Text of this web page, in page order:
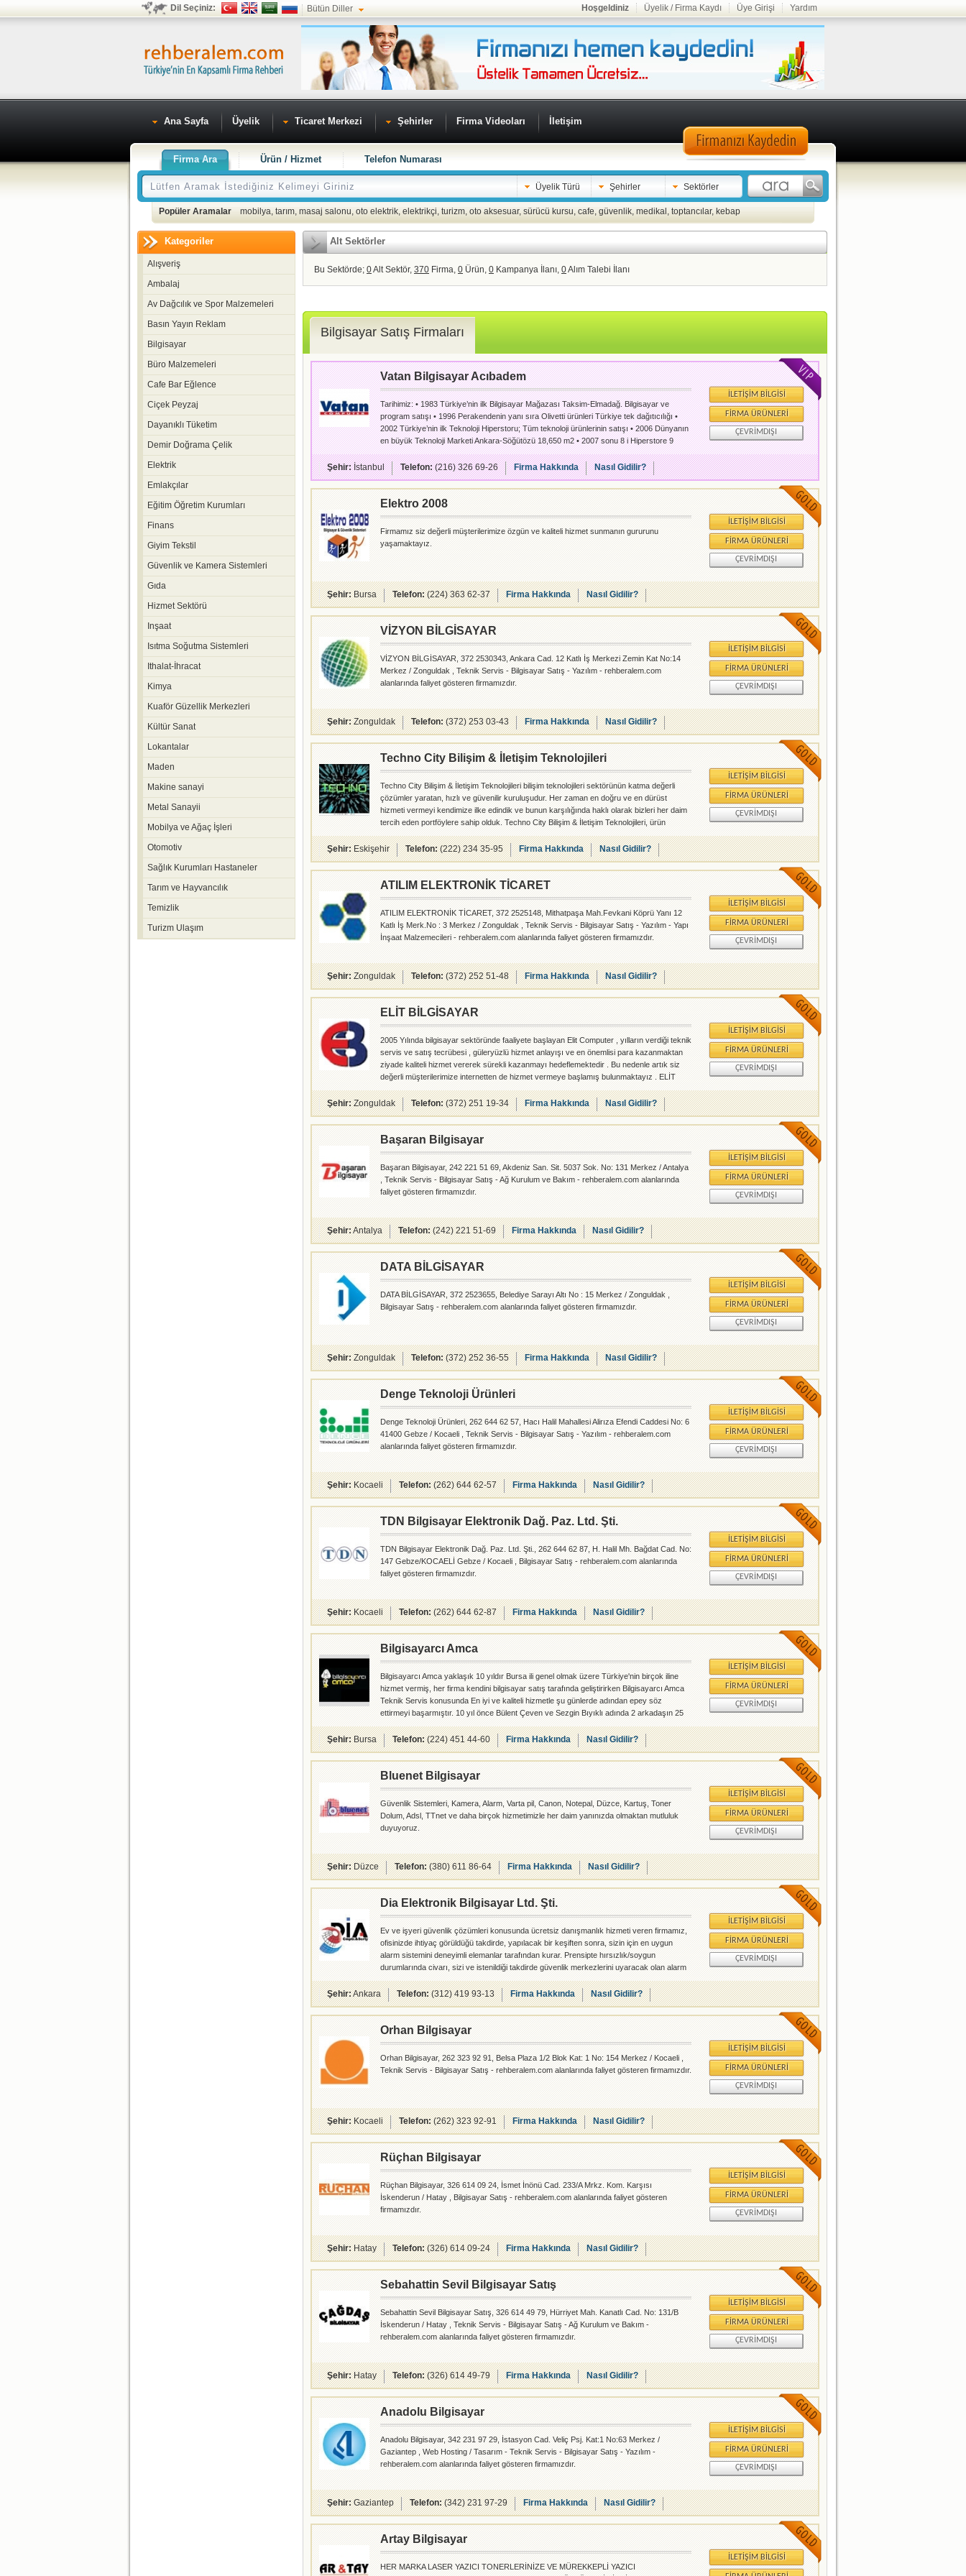
Dil Seçiniz: Bütün Diller Hoşgeldiniz Üyelik / Firma Kaydı Üye Girişi Yardım
Ana Sayfa Üyelik Ticaret Merkezi Şehirler Firma Videoları İletişim
Firma Ara Ürün / Hizmet Telefon Numarası
Üyelik Türü Şehirler Sektörler
Popüler Aramalar mobilya, tarım, masaj salonu, oto elektrik, elektrikçi, turizm, oto aksesuar, sürücü kursu, cafe, güvenlik, medikal , toptancılar, kebap
Kategoriler
Alışveriş
Ambalaj
Av Dağcılık ve Spor Malzemeleri
Basın Yayın Reklam
Bilgisayar
Büro Malzemeleri
Cafe Bar Eğlence
Ciçek Peyzaj
Dayanıklı Tüketim
Demir Doğrama Çelik
Elektrik
Emlakçılar
Eğitim Öğretim Kurumları
Finans
Giyim Tekstil
Güvenlik ve Kamera Sistemleri
Gıda
Hizmet Sektörü
Inşaat
Isıtma Soğutma Sistemleri
Ithalat-İhracat
Kimya
Kuaför Güzellik Merkezleri
Kültür Sanat
Lokantalar
Maden
Makine sanayi
Metal Sanayii
Mobilya ve Ağaç İşleri
Otomotiv
Sağlık Kurumları Hastaneler
Tarım ve Hayvancılık
Temizlik
Turizm Ulaşım
Alt Sektörler
Bu Sektörde; 0Alt Sektör, 370 Firma, 0 Ürün, 0 Kampanya İlanı, 0Alım Talebi İlanı
Bilgisayar Satış Firmaları
Vatan Bilgisayar Acıbadem
Tarihimiz: • 1983 Türkiye’nin ilk Bilgisayar Mağazası Taksim-Elmadağ. Bilgisayar ve
program satışı • 1996 Perakendenin yanı sıra Olivetti ürünleri Türkiye tek dağıtıcılığı •
2002 Türkiye’nin ilk Teknoloji Hiperstoru; Tüm teknoloji ürünlerinin satışı • 2006 Dünyanın
en büyük Teknoloji Marketi Ankara-Söğütözü 18,650 m2 • 2007 sonu 8 i Hiperstore 9
mağaza, • 2008 sonu 11 i Hiperstore 12 mağaza, • 2009 sonu 11 i hiperstore 19 mağaza,
• 2010 sonu 16 sı hiperstore 34 mağaza, • 2011 sonu 26 sı Hiperstore 45
İLETIŞIM BILGISI
FIRMA ÜRÜNLERI
ÇEVRIMDIŞI
Şehir:İstanbul Telefon:(216) 326 69-26 Firma Hakkında Nasıl Gidilir?
Elektro 2008
Firmamız siz değerli müşterilerimize özgün ve kaliteli hizmet sunmanın gururunu
yaşamaktayız.
İLETIŞIM BILGISI
FIRMA ÜRÜNLERI
ÇEVRIMDIŞI
Şehir:Bursa Telefon:(224) 363 62-37 Firma Hakkında Nasıl Gidilir?
VİZYON BİLGİSAYAR
VİZYON BİLGİSAYAR, 372 2530343, Ankara Cad. 12 Katlı İş Merkezi Zemin Kat No:14
Merkez / Zonguldak , Teknik Servis - Bilgisayar Satış - Yazılım - rehberalem.com
alanlarında faliyet gösteren firmamızdır.
İLETIŞIM BILGISI
FIRMA ÜRÜNLERI
ÇEVRIMDIŞI
Şehir:Zonguldak Telefon:(372) 253 03-43 Firma Hakkında Nasıl Gidilir?
Techno City Bilişim & İletişim Teknolojileri
Techno City Bilişim & İletişim Teknolojileri bilişim teknolojileri sektörünün katma değerli
çözümler yaratan, hızlı ve güvenilir kuruluşudur. Her zaman en doğru ve en dürüst
hizmeti vermeyi kendimize ilke edindik ve bunun karşılığında haklı olarak bizleri her daim
tercih eden portföylere sahip olduk. Techno City Bilişim & İletişim Teknolojileri, ürün
yelpazesinde yer alan iletişim ağı, yazılım ve donanım çözümleri, PC komponentleri, PC
çevre birimleri ile kurumsal ve bireysel farklı ihtiyaçlara yanıt verebilecek her
İLETIŞIM BILGISI
FIRMA ÜRÜNLERI
ÇEVRIMDIŞI
Şehir:Eskişehir Telefon:(222) 234 35-95 Firma Hakkında Nasıl Gidilir?
ATILIM ELEKTRONİK TİCARET
ATILIM ELEKTRONİK TİCARET, 372 2525148, Mithatpaşa Mah.Fevkani Köprü Yanı 12
Katlı İş Merk.No : 3 Merkez / Zonguldak , Teknik Servis - Bilgisayar Satış - Yazılım - Yapı
İnşaat Malzemecileri - rehberalem.com alanlarında faliyet gösteren firmamızdır.
İLETIŞIM BILGISI
FIRMA ÜRÜNLERI
ÇEVRIMDIŞI
Şehir:Zonguldak Telefon:(372) 252 51-48 Firma Hakkında Nasıl Gidilir?
ELİT BİLGİSAYAR
2005 Yılında bilgisayar sektöründe faaliyete başlayan Elit Computer , yılların verdiği teknik
servis ve satış tecrübesi , güleryüzlü hizmet anlayışı ve en önemlisi para kazanmaktan
ziyade kaliteli hizmet vererek sürekli kazanmayı hedeflemektedir . Bu nedenle artık siz
değerli müşterilerimize internetten de hizmet vermeye başlamış bulunmaktayız . ELİT
COMPUTER olarak bizler , düzenlediğimiz ilgi çekici kampanyalarla , beklenenin üstünde
hizmet ve keliteyi siz değerli müşterilerimize sunmanın haklı gururunu taşımaktay
İLETIŞIM BILGISI
FIRMA ÜRÜNLERI
ÇEVRIMDIŞI
Şehir:Zonguldak Telefon:(372) 251 19-34 Firma Hakkında Nasıl Gidilir?
Başaran Bilgisayar
Başaran Bilgisayar, 242 221 51 69, Akdeniz San. Sit. 5037 Sok. No: 131 Merkez / Antalya
, Teknik Servis - Bilgisayar Satış - Ağ Kurulum ve Bakım - rehberalem.com alanlarında
faliyet gösteren firmamızdır.
İLETIŞIM BILGISI
FIRMA ÜRÜNLERI
ÇEVRIMDIŞI
Şehir:Antalya Telefon:(242) 221 51-69 Firma Hakkında Nasıl Gidilir?
DATA BİLGİSAYAR
DATA BİLGİSAYAR, 372 2523655, Belediye Sarayı Altı No : 15 Merkez / Zonguldak ,
Bilgisayar Satış - rehberalem.com alanlarında faliyet gösteren firmamızdır.
İLETIŞIM BILGISI
FIRMA ÜRÜNLERI
ÇEVRIMDIŞI
Şehir:Zonguldak Telefon:(372) 252 36-55 Firma Hakkında Nasıl Gidilir?
Denge Teknoloji Ürünleri
Denge Teknoloji Ürünleri, 262 644 62 57, Hacı Halil Mahallesi Alirıza Efendi Caddesi No: 6
41400 Gebze / Kocaeli , Teknik Servis - Bilgisayar Satış - Yazılım - rehberalem.com
alanlarında faliyet gösteren firmamızdır.
İLETIŞIM BILGISI
FIRMA ÜRÜNLERI
ÇEVRIMDIŞI
Şehir:Kocaeli Telefon:(262) 644 62-57 Firma Hakkında Nasıl Gidilir?
TDN Bilgisayar Elektronik Dağ. Paz. Ltd. Şti.
TDN Bilgisayar Elektronik Dağ. Paz. Ltd. Şti., 262 644 62 87, H. Halil Mh. Bağdat Cad. No:
147 Gebze/KOCAELİ Gebze / Kocaeli , Bilgisayar Satış - rehberalem.com alanlarında
faliyet gösteren firmamızdır.
İLETIŞIM BILGISI
FIRMA ÜRÜNLERI
ÇEVRIMDIŞI
Şehir:Kocaeli Telefon:(262) 644 62-87 Firma Hakkında Nasıl Gidilir?
Bilgisayarcı Amca
Bilgisayarcı Amca yaklaşık 10 yıldır Bursa ili genel olmak üzere Türkiye'nin birçok iline
hizmet vermiş, her firma kendini bilgisayar satış tarafında geliştirirken Bilgisayarcı Amca
Teknik Servis konusunda En iyi ve kaliteli hizmetle şu günlerde adından epey söz
ettirmeyi başarmıştır. 10 yıl önce Bülent Çeven ve Sezgin Bıyıklı adında 2 arkadaşın 25
m2 gibi küçük bir alanda Bursa Altıparmak'ta tanıdıklarından oluşan bir müşteri portföyü
ile başladılar. İlk yılında 3 odalı bir daire ile işlerini ve müşteri sayıs�
İLETIŞIM BILGISI
FIRMA ÜRÜNLERI
ÇEVRIMDIŞI
Şehir:Bursa Telefon:(224) 451 44-60 Firma Hakkında Nasıl Gidilir?
Bluenet Bilgisayar
Güvenlik Sistemleri, Kamera, Alarm, Varta pil, Canon, Notepal, Düzce, Kartuş, Toner
Dolum, Adsl, TTnet ve daha birçok hizmetimizle her daim yanınızda olmaktan mutluluk
duyuyoruz.
İLETIŞIM BILGISI
FIRMA ÜRÜNLERI
ÇEVRIMDIŞI
Şehir:Düzce Telefon:(380) 611 86-64 Firma Hakkında Nasıl Gidilir?
Dia Elektronik Bilgisayar Ltd. Şti.
Ev ve işyeri güvenlik çözümleri konusunda ücretsiz danışmanlık hizmeti veren firmamız,
ofisinizde ihtiyaç görüldüğü takdirde, yapılacak bir keşiften sonra, sizin için en uygun
alarm sistemini deneyimli elemanlar tarafından kurar. Prensipte hırsızlık/soygun
durumlarında civarı, sizi ve istenildiği takdirde güvenlik merkezlerini uyaracak olan alarm
sistemleri, günümüzün son teknoloji ile üretilmiş olup, dışarıdan işyerinize gelen ve
kendisine gelen bütün müdahalelere anında tepki verir.
İLETIŞIM BILGISI
FIRMA ÜRÜNLERI
ÇEVRIMDIŞI
Şehir:Ankara Telefon:(312) 419 93-13 Firma Hakkında Nasıl Gidilir?
Orhan Bilgisayar
Orhan Bilgisayar, 262 323 92 91, Belsa Plaza 1/2 Blok Kat: 1 No: 154 Merkez / Kocaeli ,
Teknik Servis - Bilgisayar Satış - rehberalem.com alanlarında faliyet gösteren firmamızdır.
İLETIŞIM BILGISI
FIRMA ÜRÜNLERI
ÇEVRIMDIŞI
Şehir:Kocaeli Telefon:(262) 323 92-91 Firma Hakkında Nasıl Gidilir?
Rüçhan Bilgisayar
Rüçhan Bilgisayar, 326 614 09 24, İsmet İnönü Cad. 233/A Mrkz. Kom. Karşısı
İskenderun / Hatay , Bilgisayar Satış - rehberalem.com alanlarında faliyet gösteren
firmamızdır.
İLETIŞIM BILGISI
FIRMA ÜRÜNLERI
ÇEVRIMDIŞI
Şehir:Hatay Telefon:(326) 614 09-24 Firma Hakkında Nasıl Gidilir?
Sebahattin Sevil Bilgisayar Satış
Sebahattin Sevil Bilgisayar Satış, 326 614 49 79, Hürriyet Mah. Kanatlı Cad. No: 131/B
İskenderun / Hatay , Teknik Servis - Bilgisayar Satış - Ağ Kurulum ve Bakım -
rehberalem.com alanlarında faliyet gösteren firmamızdır.
İLETIŞIM BILGISI
FIRMA ÜRÜNLERI
ÇEVRIMDIŞI
Şehir:Hatay Telefon:(326) 614 49-79 Firma Hakkında Nasıl Gidilir?
Anadolu Bilgisayar
Anadolu Bilgisayar, 342 231 97 29, İstasyon Cad. Veliç Psj. Kat:1 No:63 Merkez /
Gaziantep , Web Hosting / Tasarım - Teknik Servis - Bilgisayar Satış - Yazılım -
rehberalem.com alanlarında faliyet gösteren firmamızdır.
İLETIŞIM BILGISI
FIRMA ÜRÜNLERI
ÇEVRIMDIŞI
Şehir:Gaziantep Telefon:(342) 231 97-29 Firma Hakkında Nasıl Gidilir?
Artay Bilgisayar
HER MARKA LASER YAZICI TONERLERİNİZE VE MÜREKKEPLİ YAZICI
İLETIŞIM BILGISI